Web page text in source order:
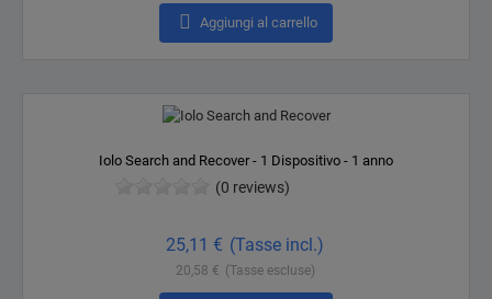
 Aggiungi al carrello
Iolo Search and Recover - 1 Dispositivo - 1 anno
(0 reviews)
25,11 € (Tasse incl.)
20,58 € (Tasse escluse)